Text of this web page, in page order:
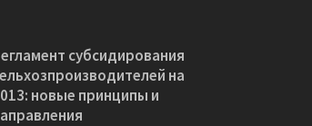
субсидирования
на
новые принципы и